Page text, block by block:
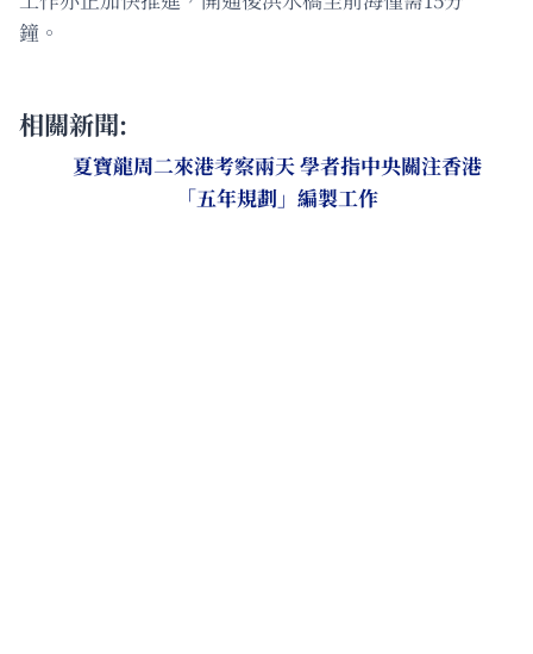
鐘。
相關新聞:
夏寶龍周二來港考察兩天 學者指中央關注香港
「五年規劃」編製工作